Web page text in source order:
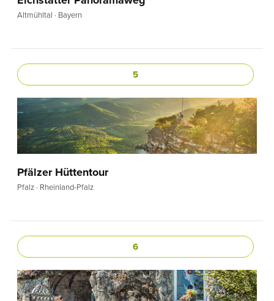
Altmühltal · Bayern
5
Pfälzer Hüttentour
Pfalz · Rheinland-Pfalz
6